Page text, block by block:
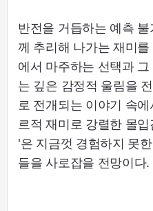
반전을 거듭하는 예측
께 추리해 나가는 재미
에서 마주하는 선택과
는 깊은 감정적 울림을
로 전개되는 이야기 속
르적 재미로 강렬한 몰
'은 지금껏 경험하지 못
들을 사로잡을 전망이다.